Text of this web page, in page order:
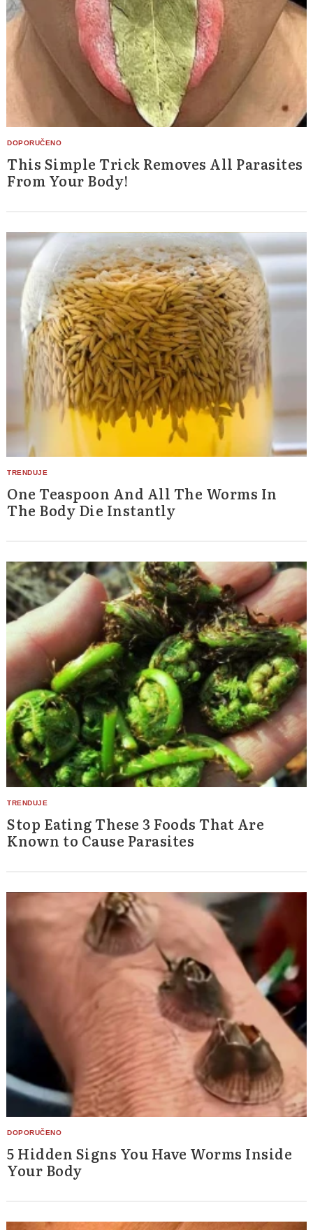
This Simple Trick Removes All Parasites
From Your Body!
One Teaspoon And All The Worms In
The Body Die Instantly
Stop Eating These 3 Foods That Are
Known to Cause Parasites
5 Hidden Signs You Have Worms Inside
Your Body